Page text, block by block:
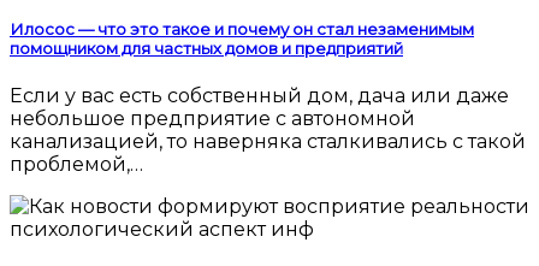
Илосос — что это такое и почему он стал незаменимым
помощником для частных домов и предприятий
Если у вас есть собственный дом, дача или даже
небольшое предприятие с автономной
канализацией, то наверняка сталкивались с такой
проблемой,…